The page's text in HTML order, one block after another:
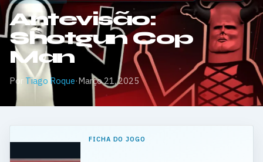
Antevisão:
Shotgun Cop
Man
Por Tiago Roque·Março 21, 2025
FICHA DO JOGO